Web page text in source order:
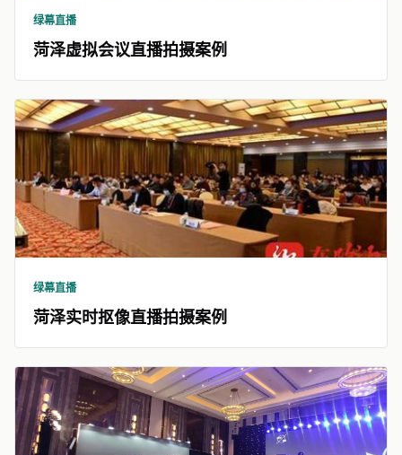
绿幕直播
菏泽虚拟会议直播拍摄案例
绿幕直播
菏泽实时抠像直播拍摄案例